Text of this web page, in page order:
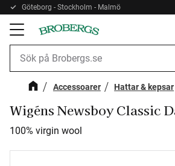
Meny
Göteborg - Stockholm - Malmö
Accessoarer Hattar & kepsar
Wigéns Newsboy Classic
100% virgin wool